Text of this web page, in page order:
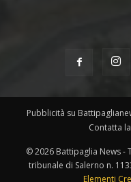
Pubblicità su
Contatta
© 2026 Battipaglia News -
tribunale di Salerno n.
Elementi